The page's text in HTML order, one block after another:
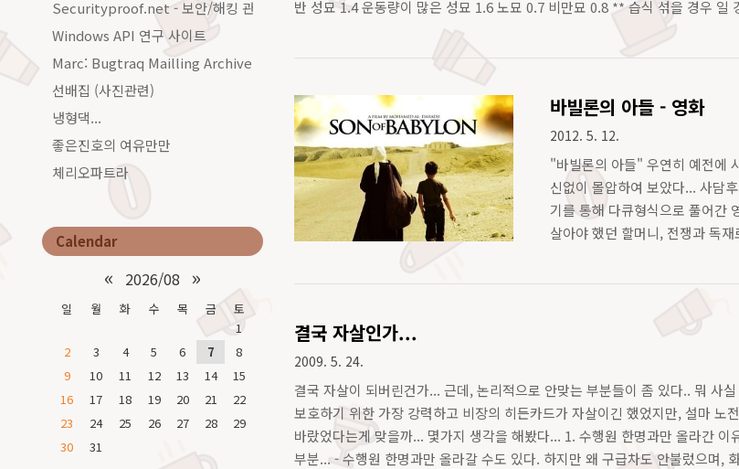
Securityproof.net - 보안/해킹 관련 커…
Windows API 연구 사이트
Marc: Bugtraq Mailling Archive…
선배집 (사진관련)
냉형댁...
좋은진호의 여유만만
체리오파트라
Calendar
« 2026/08 »
일 월 화 수 목 금
토
1
2
3 4 5 6 7
8
9
10 11 12 13 14
15
16
17 18 19 20 21
22
23
24 25 26 27 28
29
30
31
반 성묘 1.4 운동량이 많은 성묘 1.6 노묘 0.7 비만묘 0.8 ** 습식 섞을 경우 일
바빌론의 아들 - 영화
2012. 5. 12.
"바빌론의 아들" 우연히 예전에
신없이 몰압하여 보았다... 사담
기를 통해 다큐형식으로 풀어간
살아야 했던 할머니, 전쟁과 독
결국 자살인가...
2009. 5. 24.
결국 자살이 되버린건가... 근데, 논리적으로 안맞는 부분들이 좀 있다.. 뭐 사
보호하기 위한 가장 강력하고 비장의 히든카드가 자살이긴 했었지만, 설마
바랐었다는게 맞을까... 몇가지 생각을 해봤다... 1. 수행원 한명과만 올라간
부분... - 수행원 한명과만 올라갈 수도 있다. 하지만 왜 구급차도 안불렀으며,